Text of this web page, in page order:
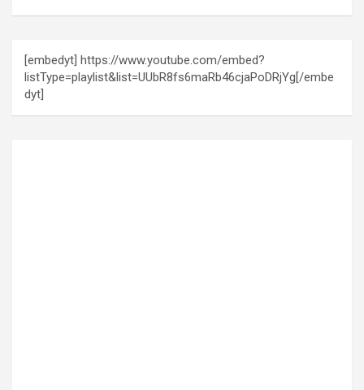
[embedyt] https://www.youtube.com/embed?
listType=playlist&list=UUbR8fs6maRb46cjaPoDRjYg[/embe
dyt]